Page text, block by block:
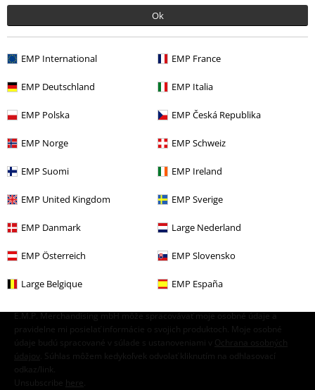
Ok
EMP International EMP France
EMP Deutschland EMP Italia
EMP Polska EMP Česká Republika
EMP Norge EMP Schweiz
EMP Suomi EMP Ireland
EMP United Kingdom EMP Sverige
EMP Danmark Large Nederland
EMP Österreich EMP Slovensko
Large Belgique EMP España
E-Mail Newsletter
teraz! Viac
E.M.P. Merchandising mbH môže spracovávať moje osobné údaje a
pravidelne mi posielať informácie o svojich produktoch. Moje osobné
údaje budú spracované v súlade s ustanoveniami v
Ochrana osobných
údajov
. Súhlas môžem kedykoľvek odvolať kliknutím na odhlasovací
odkaz/link.
Unsubscribe here